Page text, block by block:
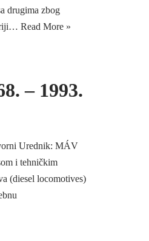
drugima zbog
Read More »
– 1993.
Urednik: MÁV
i tehničkim
(diesel locomotives)